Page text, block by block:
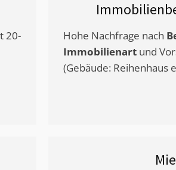
20-
Hohe Nachfrage nach
Immobilienart und
(Gebäude: Reihenhaus